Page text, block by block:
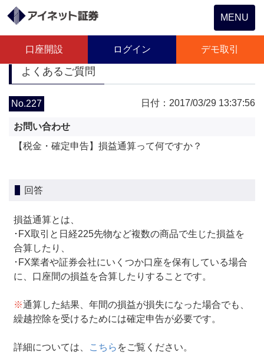
Toggle
navigation
MENU
口座開設 ログイン デモ取引
よくあるご質問
No.227 日付：2017/03/29 13:37:56
お問い合わせ
【税金・確定申告】損益通算って何ですか？
回答
損益通算とは、
･FX取引と日経225先物など複数の商品で生じた損益を
合算したり、
･FX業者や証券会社にいくつか口座を保有している場合
に、口座間の損益を合算したりすることです。
※通算した結果、年間の損益が損失になった場合でも、
繰越控除を受けるためには確定申告が必要です。
詳細については、 こちら をご覧ください。